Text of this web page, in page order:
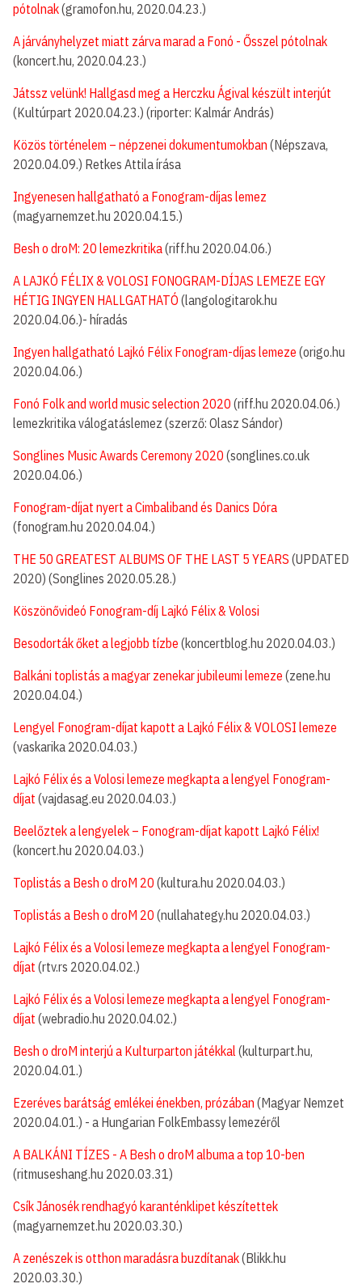
pótolnak(gramofon.hu, 2020.04.23.)
A járványhelyzet miatt zárva marad a Fonó - Ősszel pótolnak
(koncert.hu, 2020.04.23.)
Játssz velünk! Hallgasd meg a Herczku Ágival készült interjút
(Kultúrpart 2020.04.23.) (riporter: Kalmár András)
Közös történelem – népzenei dokumentumokban (Népszava,
2020.04.09.) Retkes Attila írása
Ingyenesen hallgatható a Fonogram-díjas lemez
(magyarnemzet.hu 2020.04.15.)
Besh o droM: 20 lemezkritika(riff.hu 2020.04.06.)
A LAJKÓ FÉLIX & VOLOSI FONOGRAM-DÍJAS LEMEZE EGY
HÉTIG INGYEN HALLGATHATÓ (langologitarok.hu
2020.04.06.)- híradás
Ingyen hallgatható Lajkó Félix Fonogram-díjas lemeze (origo.hu
2020.04.06.)
Fonó Folk and world music selection 2020 (riff.hu 2020.04.06.)
lemezkritika válogatáslemez (szerző: Olasz Sándor)
Songlines Music Awards Ceremony 2020 (songlines.co.uk
2020.04.06.)
Fonogram-díjat nyert a Cimbaliband és Danics Dóra
(fonogram.hu 2020.04.04.)
THE 50 GREATEST ALBUMS OF THE LAST 5 YEARS (UPDATED
2020) (Songlines 2020.05.28.)
Köszönővideó Fonogram-díj Lajkó Félix & Volosi
Besodorták őket a legjobb tízbe (koncertblog.hu 2020.04.03.)
Balkáni toplistás a magyar zenekar jubileumi lemeze (zene.hu
2020.04.04.)
Lengyel Fonogram-díjat kapott a Lajkó Félix & VOLOSI lemeze
(vaskarika 2020.04.03.)
Lajkó Félix és a Volosi lemeze megkapta a lengyel Fonogram-
díjat (vajdasag.eu 2020.04.03.)
Beelőztek a lengyelek – Fonogram-díjat kapott Lajkó Félix!
(koncert.hu 2020.04.03.)
Toplistás a Besh o droM 20 (kultura.hu 2020.04.03.)
Toplistás a Besh o droM 20 (nullahategy.hu 2020.04.03.)
Lajkó Félix és a Volosi lemeze megkapta a lengyel Fonogram-
díjat (rtv.rs 2020.04.02.)
Lajkó Félix és a Volosi lemeze megkapta a lengyel Fonogram-
díjat (webradio.hu 2020.04.02.)
Besh o droM interjú a Kulturparton játékkal(kulturpart.hu,
2020.04.01.)
Ezeréves barátság emlékei énekben, prózában (Magyar Nemzet
2020.04.01.) - a Hungarian FolkEmbassy lemezéről
A BALKÁNI TÍZES - A Besh o droM albuma a top 10-ben
(ritmuseshang.hu 2020.03.31)
Csík Jánosék rendhagyó karanténklipet készítettek
(magyarnemzet.hu 2020.03.30.)
A zenészek is otthon maradásra buzdítanak(Blikk.hu
2020.03.30.)